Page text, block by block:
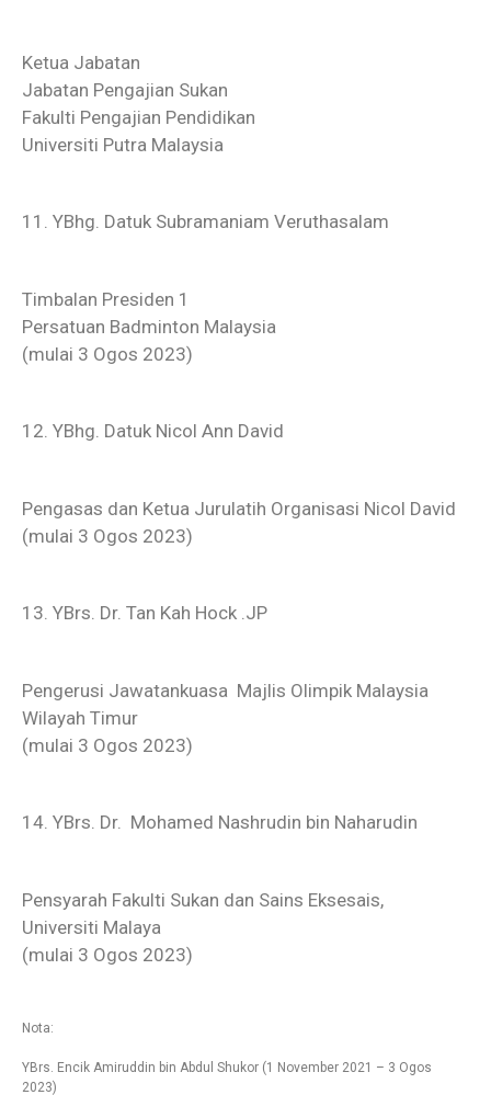
Ketua Jabatan
Jabatan Pengajian Sukan
Fakulti Pengajian Pendidikan
Universiti Putra Malaysia
11. YBhg. Datuk Subramaniam Veruthasalam
Timbalan Presiden 1
Persatuan Badminton Malaysia
(mulai 3 Ogos 2023)
12. YBhg. Datuk Nicol Ann David
Pengasas dan Ketua Jurulatih Organisasi Nicol David
(mulai 3 Ogos 2023)
13. YBrs. Dr. Tan Kah Hock .JP
Pengerusi Jawatankuasa Majlis Olimpik Malaysia
Wilayah Timur
(mulai 3 Ogos 2023)
14. YBrs. Dr. Mohamed Nashrudin bin Naharudin
Pensyarah Fakulti Sukan dan Sains Eksesais,
Universiti Malaya
(mulai 3 Ogos 2023)
Nota:
YBrs. Encik Amiruddin bin Abdul Shukor (1 November 2021 – 3 Ogos
2023)